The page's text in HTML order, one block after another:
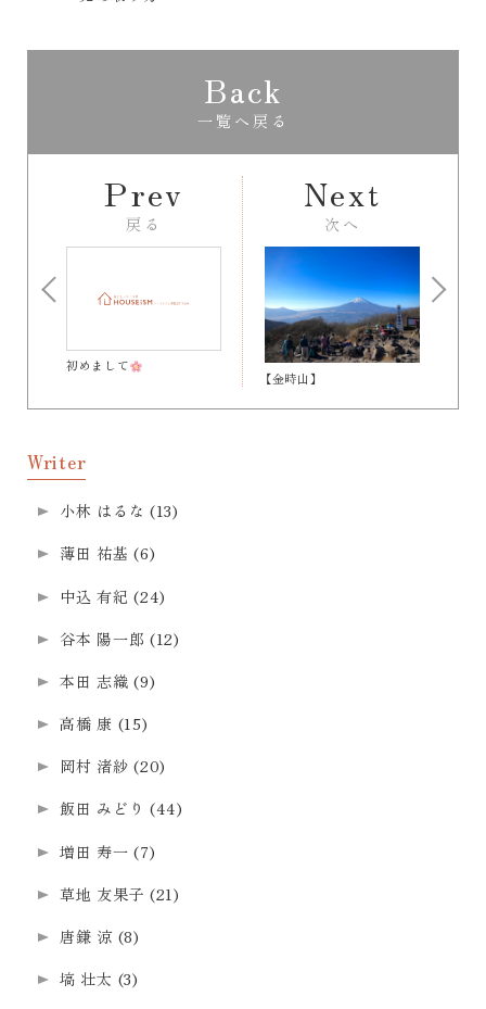
Prev
戻る
初めまして
Back
一覧へ戻る
【金時山】
Next
次へ
Writer
小林 はるな (13)
薄田 祐基 (6)
中込 有紀 (24)
谷本 陽一郎 (12)
本田 志織 (9)
高橋 康 (15)
岡村 渚紗 (20)
飯田 みどり (44)
増田 寿一 (7)
草地 友果子 (21)
唐鎌 涼 (8)
塙 壮太 (3)